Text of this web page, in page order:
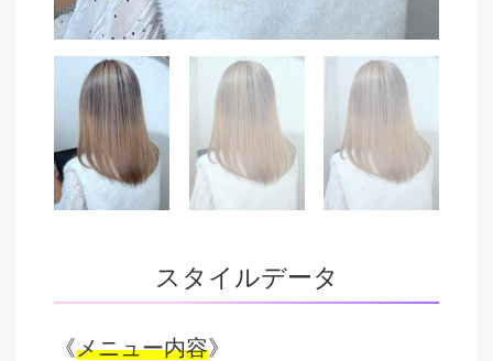
スタイルデータ
《メニュー内容》